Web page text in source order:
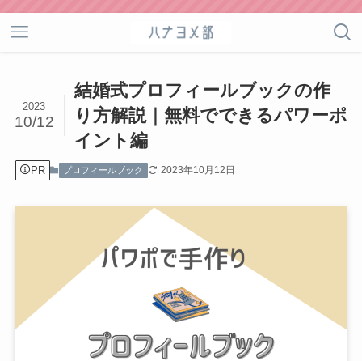
結婚式プロフィールブックの作
り方解説｜無料でできるパワーポ
イント編
2023
10/12
PR プロフィールブック 2023年10月12日